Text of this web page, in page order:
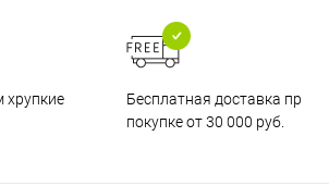
хрупкие
Бесплатная доставка при
покупке от 30 000 руб.